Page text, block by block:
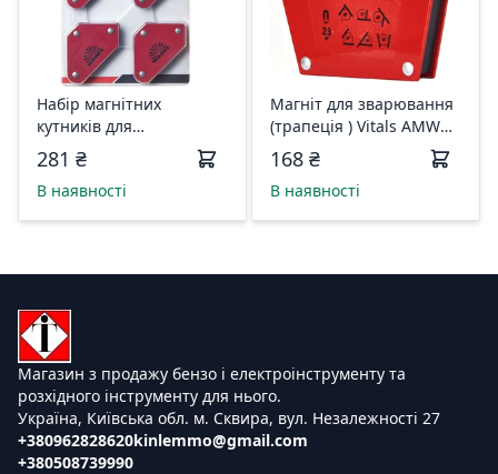
Набiр магнiтних
кутникiв для
зварювання WMS 4 шт
140923
281 ₴
В наявності
Магнiт для зварювання
(трапеція ) Vitals AMW
23кг 155087
168 ₴
В наявності
Магазин з продажу бензо і електроінструменту та
розхідного інструменту для нього.
Україна, Київська обл. м. Сквира, вул. Незалежності 27
+380962828620
+380508739990
kinlemmo@gmail.com